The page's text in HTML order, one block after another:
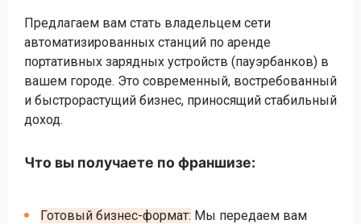
Предлагаем вам стать владельцем сети
автоматизированных станций по аренде
портативных зарядных устройств (пауэрбанков) в
вашем городе. Это современный, востребованный
и быстрорастущий бизнес, приносящий стабильный
доход.
Что вы получаете по франшизе:
Готовый бизнес-формат: Мы передаем вам